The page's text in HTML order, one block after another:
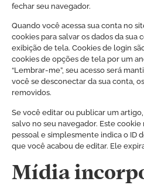
fechar seu navegador.
Quando você acessa sua conta no
cookies para salvar os dados da sua
exibição de tela. Cookies de login
cookies de opções de tela por um
“Lembrar-me”, seu acesso será
você se desconectar da sua conta,
removidos.
Se você editar ou publicar um
salvo no seu navegador. Este
pessoal e simplesmente indica o ID
que você acabou de editar. Ele
Mídia